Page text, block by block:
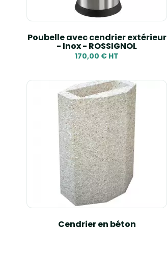
Poubelle avec cendrier extérieur
- Inox - ROSSIGNOL
170,00 € HT
Cendrier en béton